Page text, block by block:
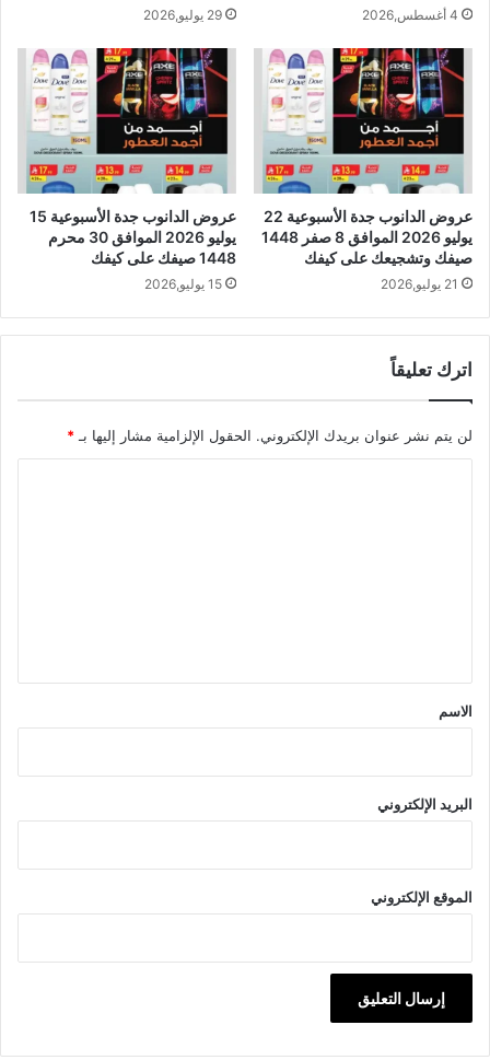
4 أغسطس,2026 29 يوليو,2026
عروض الدانوب جدة الأسبوعية 22
يوليو 2026 الموافق 8 صفر 1448
صيفك وتشجيعك على كيفك
21 يوليو,2026
عروض الدانوب جدة الأسبوعية 15
يوليو 2026 الموافق 30 محرم
1448 صيفك على كيفك
15 يوليو,2026
اترك تعليقاً
لن يتم نشر عنوان بريدك الإلكتروني. الحقول الإلزامية مشار إليها بـ *
*
الاسم
البريد الإلكتروني
الموقع الإلكتروني